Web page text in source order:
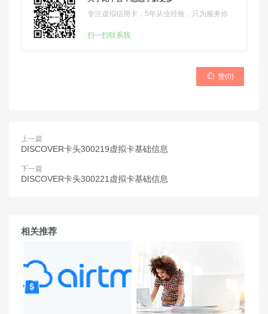
专注虚拟信用卡，5年从业经验，只为服务你
扫一扫联系我
 赞(0)
上一篇
DISCOVER卡头300219虚拟卡基础信息
下一篇
DISCOVER卡头300221虚拟卡基础信息
相关推荐